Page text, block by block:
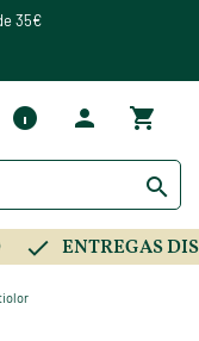
35€
ENTREGAS